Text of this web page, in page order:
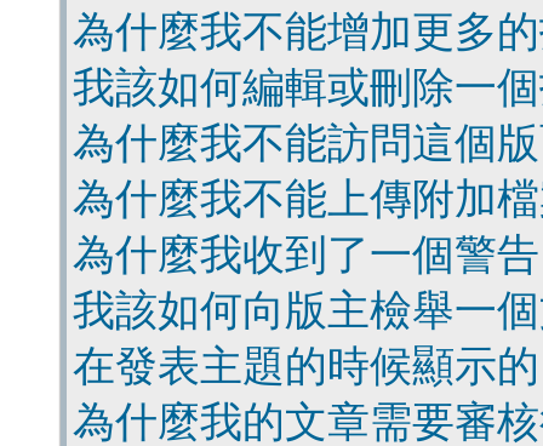
為什麼我不能增加更多
我該如何編輯或刪除一
為什麼我不能訪問這個
為什麼我不能上傳附加
為什麼我收到了一個警
我該如何向版主檢舉一
在發表主題的時候顯示
為什麼我的文章需要審